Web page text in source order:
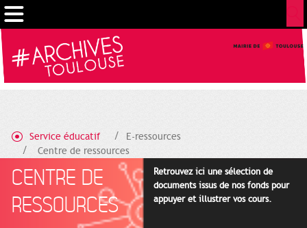
Service éducatif
E-ressources
Centre de ressources
CENTRE DE
RESSOURCES
Retrouvez ici une sélection de
documents issus de nos fonds pour
appuyer et illustrer vos cours.
Cookies management panel